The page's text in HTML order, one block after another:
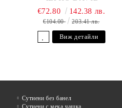
€72.80 142.38 лв.
€104.00 203.41 лв.
Виж детайли
Сутиени без банел
Сутиени с мека чашка